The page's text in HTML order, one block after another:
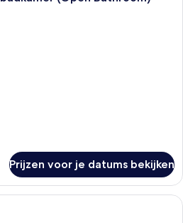
Prijzen voor je datums bekijken
Een moderne hotelkamer met een